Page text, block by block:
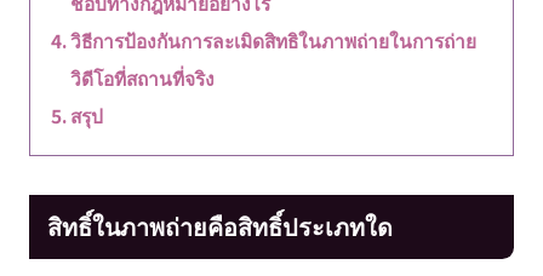
วิธีการป้องกันการละเมิดสิทธิในภาพถ่ายในการถ่าย
วิดีโอที่สถานที่จริง
สรุป
สิทธิ์ในภาพถ่ายคือสิทธิ์ประเภทใด